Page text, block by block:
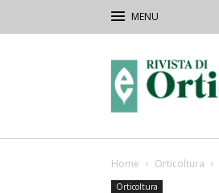
Orticoltura
Home Orticoltura
Orticoltura